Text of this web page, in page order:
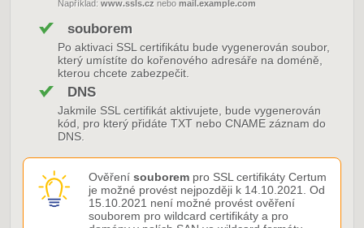
Například: www.ssls.cz nebo mail.example.com
souborem
Po aktivaci SSL certifikátu bude vygenerován soubor,
který umístíte do kořenového adresáře na doméně,
kterou chcete zabezpečit.
DNS
Jakmile SSL certifikát aktivujete, bude vygenerován
kód, pro který přidáte TXT nebo CNAME záznam do
DNS.
Ověření souborem pro SSL certifikáty Certum
je možné provést nejpozději k 14.10.2021. Od
15.10.2021 není možné provést ověření
souborem pro wildcard certifikáty a pro